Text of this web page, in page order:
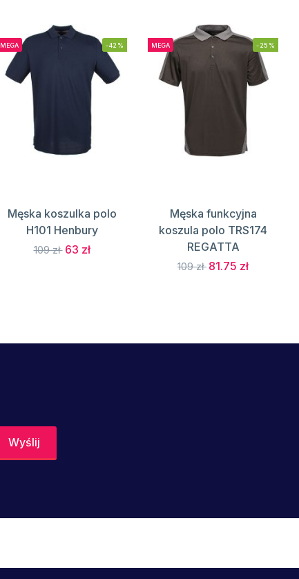
MEGA -42%
Męska koszulka polo
H101 Henbury
109 zł 63 zł
MEGA -25%
Męska funkcyjna
koszula polo TRS174
REGATTA
109 zł 81.75 zł